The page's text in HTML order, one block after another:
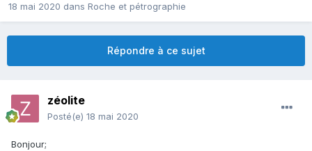
18 mai 2020 dans Roche et pétrographie
Répondre à ce sujet
zéolite
Posté(e) 18 mai 2020
Bonjour;